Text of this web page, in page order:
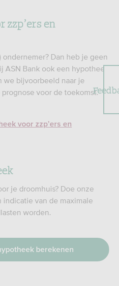
zzp’ers en
ondernemer? Dan heb je geen
ASN Bank ook een hypotheek
we bijvoorbeeld naar je
voor de toekomst.
voor zzp’ers en
je droomhuis? Doe onze
van de maximale
worden.
berekenen